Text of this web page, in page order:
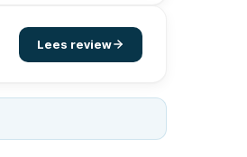
Lees review